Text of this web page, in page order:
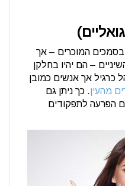
המוכרים – אך
– הם יהיו בחלקן
כרגיל אך אנשים כמובן
מהעין. כך ניתן גם
הפרעה לתפקודים